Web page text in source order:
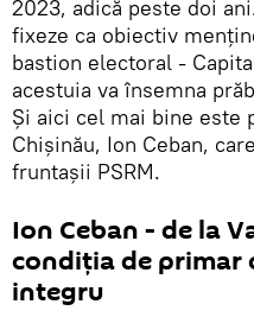
2023, adică peste doi
fixeze ca obiectiv
bastion electoral -
acestuia va însemna
Și aici cel mai bine este
Chișinău, Ion Ceban,
fruntașii PSRM.
Ion Ceban - de la
condiția de primar
integru